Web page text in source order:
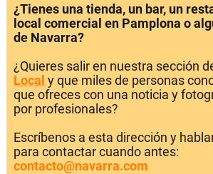
¿Tienes una tienda, un bar, un
local comercial en Pamplona o
de Navarra?
¿Quieres salir en nuestra sección
Local y que miles de personas
que ofreces con una noticia y
por profesionales?
Escríbenos a esta dirección y
para contactar cuando antes:
contacto@navarra.com